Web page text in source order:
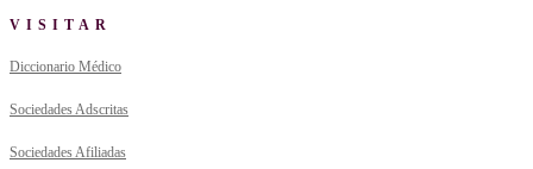
VISITAR
Diccionario Médico
Sociedades Adscritas
Sociedades Afiliadas